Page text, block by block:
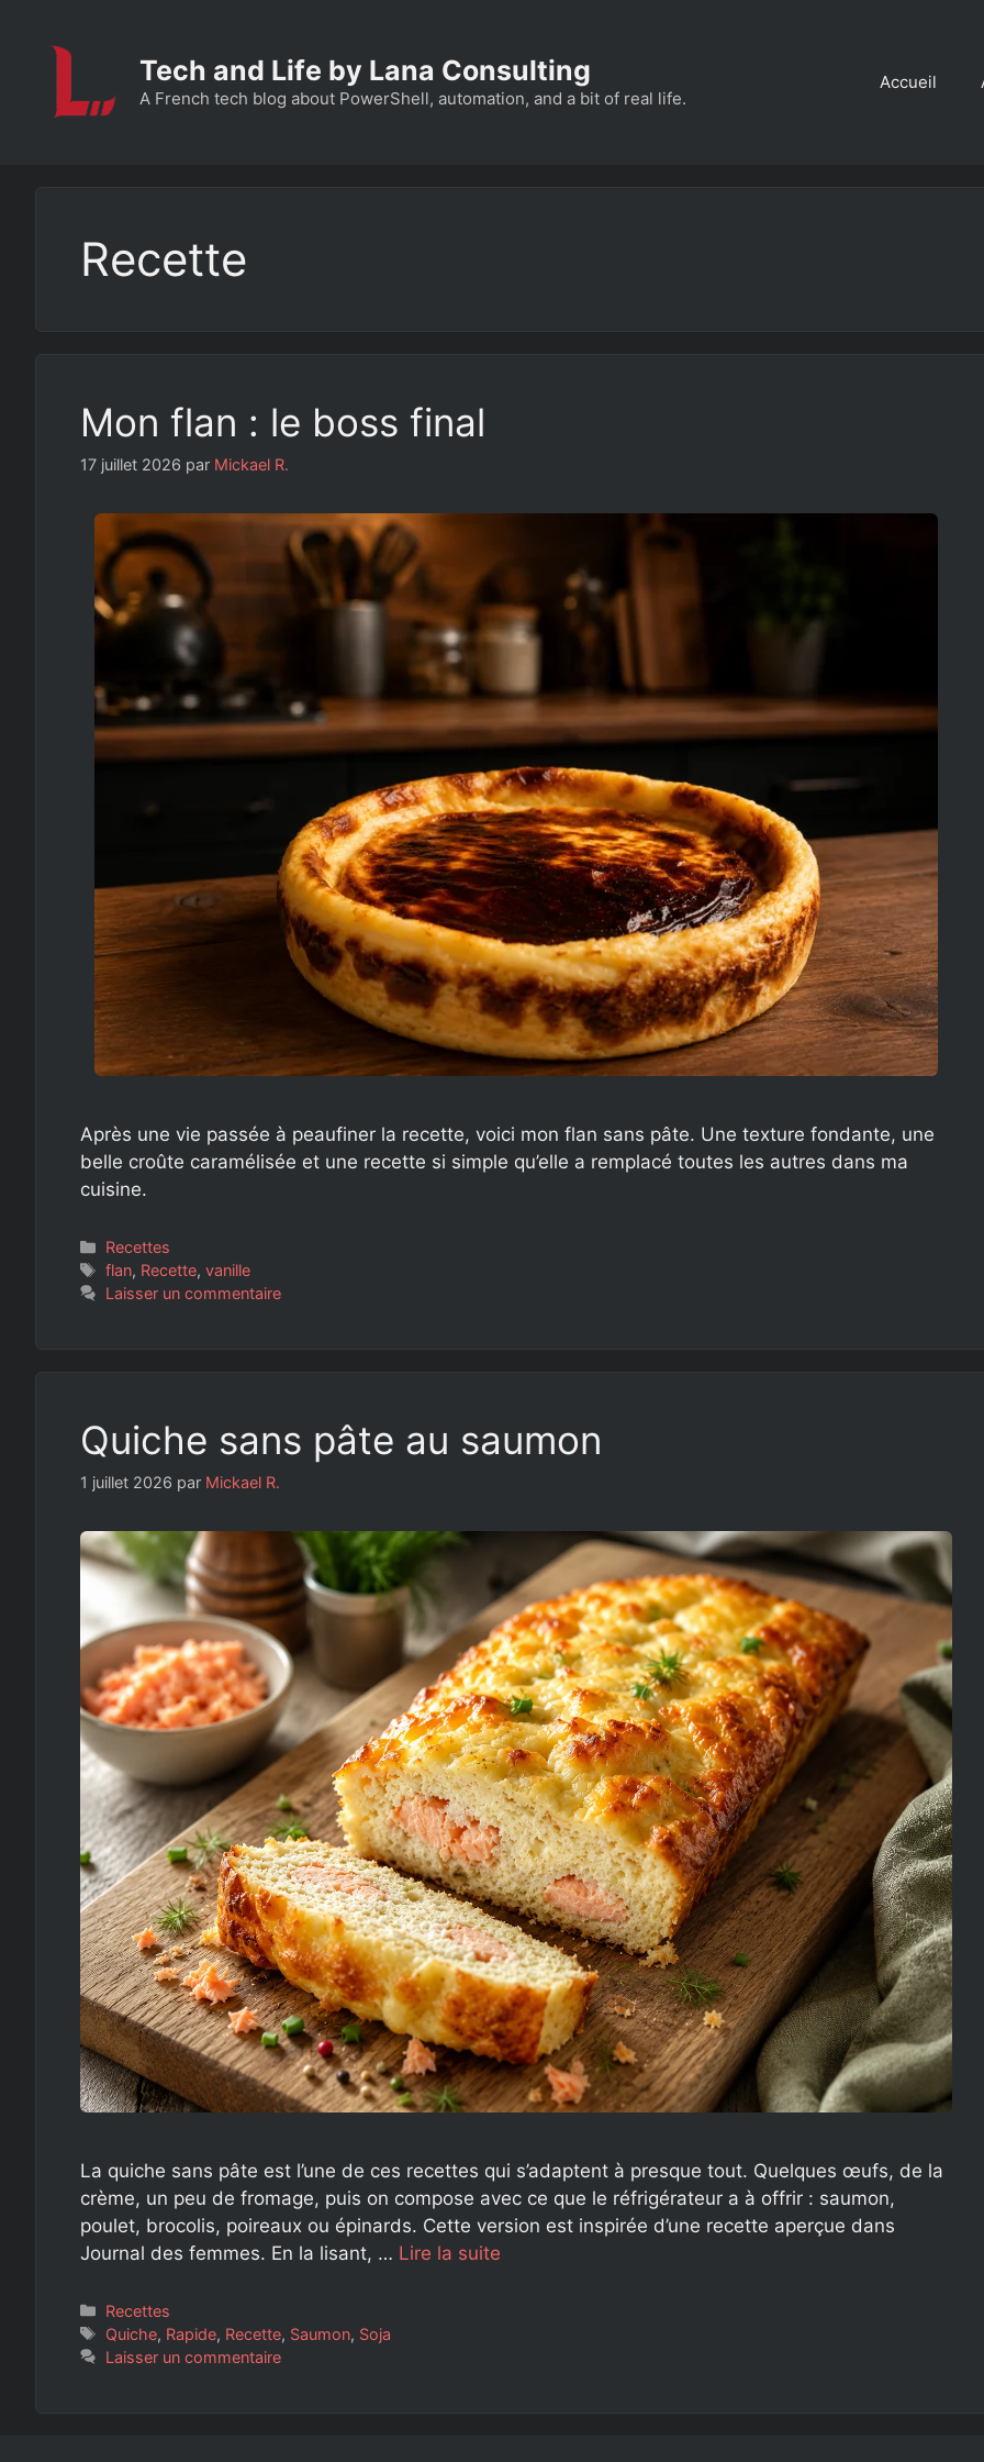
Tech and Life by Lana Consulting
A French tech blog about PowerShell, automation, and a bit of real life.
Accueil
Recette
Mon flan : le boss final
17 juillet 2026 par Mickael R.
Après une vie passée à peaufiner la recette, voici mon flan sans pâte. Une texture fondante, une
belle croûte caramélisée et une recette si simple qu’elle a remplacé toutes les autres dans ma
cuisine.
Catégories
Recettes
Étiquettes
flan, Recette,vanille
Laisser un commentaire
Quiche sans pâte au saumon
1 juillet 2026 par Mickael R.
La quiche sans pâte est l’une de ces recettes qui s’adaptent à presque tout. Quelques œufs, de la
crème, un peu de fromage, puis on compose avec ce que le réfrigérateur a à offrir : saumon,
poulet, brocolis, poireaux ou épinards. Cette version est inspirée d’une recette aperçue dans
Journal des femmes. En la lisant, … Lire la suite
Catégories
Recettes
Étiquettes
Quiche, Rapide, Recette, Saumon, Soja
Laisser un commentaire